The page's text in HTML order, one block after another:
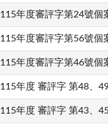
115年度審評字第24號個
115年度審評字第56號個
115年度審評字第46號個
115年度 審評字 第48、
115年度 審評字 第43、